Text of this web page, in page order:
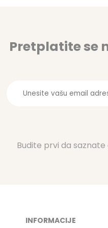
Pretplatite se
Budite prvi da
INFORMACIJE